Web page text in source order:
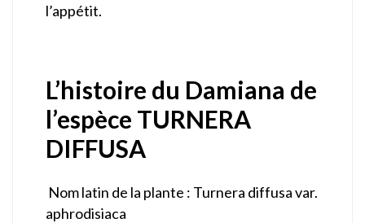
l’appétit.
L’histoire du Damiana de
l’espèce TURNERA
DIFFUSA
Nom latin de la plante : Turnera diffusavar.
aphrodisiaca